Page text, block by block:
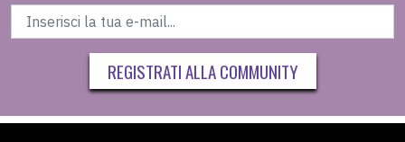
REGISTRATI ALLA COMMUNITY